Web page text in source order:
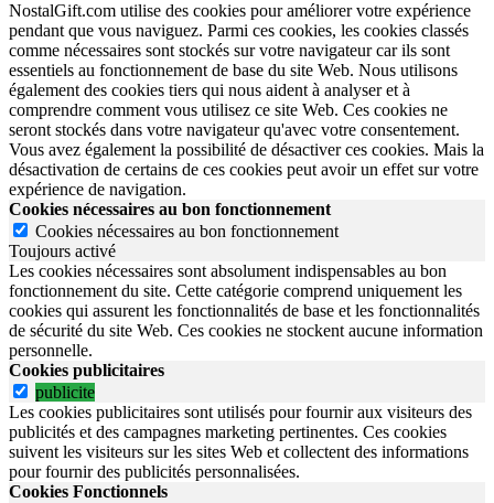
NostalGift.com utilise des cookies pour améliorer votre expérience
pendant que vous naviguez. Parmi ces cookies, les cookies classés
comme nécessaires sont stockés sur votre navigateur car ils sont
essentiels au fonctionnement de base du site Web. Nous utilisons
également des cookies tiers qui nous aident à analyser et à
comprendre comment vous utilisez ce site Web. Ces cookies ne
seront stockés dans votre navigateur qu'avec votre consentement.
Vous avez également la possibilité de désactiver ces cookies. Mais la
désactivation de certains de ces cookies peut avoir un effet sur votre
expérience de navigation.
Cookies nécessaires au bon fonctionnement
Cookies nécessaires au bon fonctionnement
Toujours activé
Les cookies nécessaires sont absolument indispensables au bon
fonctionnement du site. Cette catégorie comprend uniquement les
cookies qui assurent les fonctionnalités de base et les fonctionnalités
de sécurité du site Web. Ces cookies ne stockent aucune information
personnelle.
Cookies publicitaires
publicite
Les cookies publicitaires sont utilisés pour fournir aux visiteurs des
publicités et des campagnes marketing pertinentes. Ces cookies
suivent les visiteurs sur les sites Web et collectent des informations
pour fournir des publicités personnalisées.
Cookies Fonctionnels